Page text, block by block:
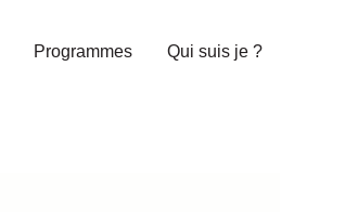
Programmes Qui suis je ?